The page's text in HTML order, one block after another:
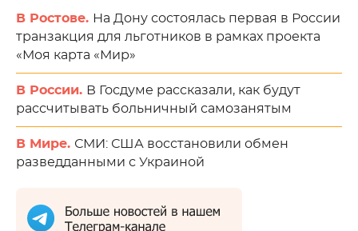
В Ростове. На Дону состоялась первая в России
транзакция для льготников в рамках проекта
«Моя карта «Мир»
В России. В Госдуме рассказали, как будут
рассчитывать больничный самозанятым
В Мире. СМИ: США восстановили обмен
разведданными с Украиной